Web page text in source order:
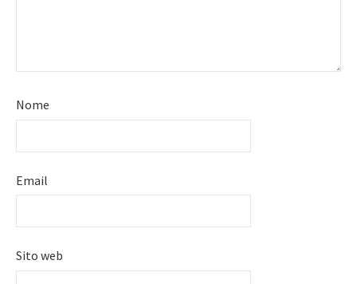
Nome
Email
Sito web